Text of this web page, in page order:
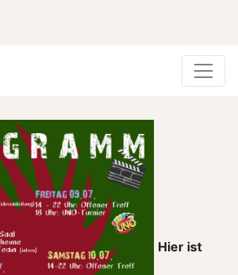
Hier ist